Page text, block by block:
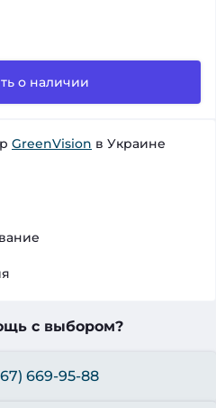
о наличии
GreenVision в Украине
с выбором?
669-95-88